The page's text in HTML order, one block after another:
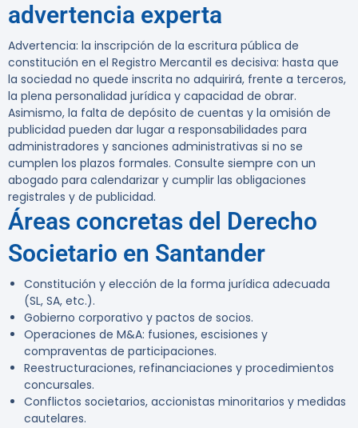
advertencia experta
Advertencia: la inscripción de la escritura pública de
constitución en el Registro Mercantil es decisiva: hasta que
la sociedad no quede inscrita no adquirirá, frente a terceros,
la plena personalidad jurídica y capacidad de obrar.
Asimismo, la falta de depósito de cuentas y la omisión de
publicidad pueden dar lugar a responsabilidades para
administradores y sanciones administrativas si no se
cumplen los plazos formales. Consulte siempre con un
abogado para calendarizar y cumplir las obligaciones
registrales y de publicidad.
Áreas concretas del Derecho
Societario en Santander
Constitución y elección de la forma jurídica adecuada
(SL, SA, etc.).
Gobierno corporativo y pactos de socios.
Operaciones de M&A: fusiones, escisiones y
compraventas de participaciones.
Reestructuraciones, refinanciaciones y procedimientos
concursales.
Conflictos societarios, accionistas minoritarios y medidas
cautelares.